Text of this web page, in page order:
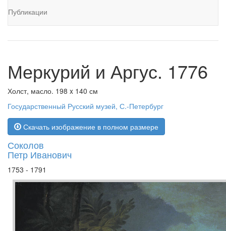
Публикации
Меркурий и Аргус. 1776
Холст, масло. 198 x 140 см
Государственный Русский музей, С.-Петербург
Скачать изображение в полном размере
Соколов
Петр Иванович
1753 - 1791